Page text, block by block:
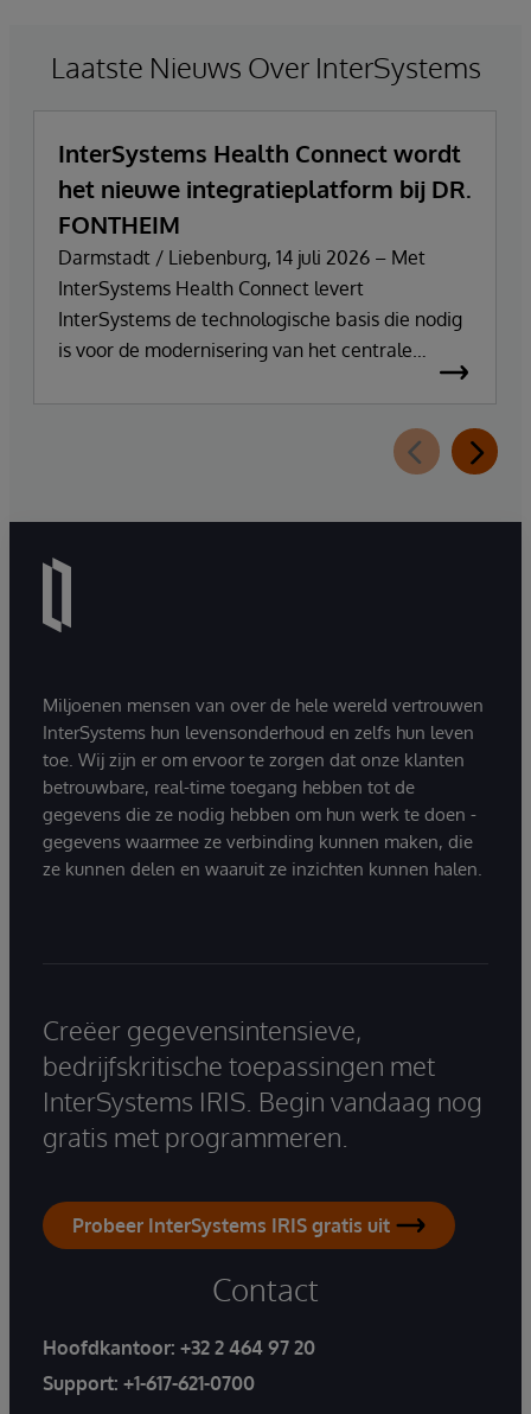
Laatste Nieuws Over InterSystems
InterSystems Health Connect wordt
het nieuwe integratieplatform bij DR.
FONTHEIM
Darmstadt / Liebenburg, 14 juli 2026 – Met
InterSystems Health Connect levert
InterSystems de technologische basis die nodig
is voor de modernisering van het centrale
integratie- en communicatieplatform van DR.
van zijn IT-infrastructuur vervangt het bedrijf zijn
verzorgd door SVA System Vertrieb Alexander
Miljoenen mensen van over de hele wereld vertrouwen
InterSystems hun levensonderhoud en zelfs hun leven
toe. Wij zijn er om ervoor te zorgen dat onze klanten
betrouwbare, real-time toegang hebben tot de
gegevens die ze nodig hebben om hun werk te doen -
gegevens waarmee ze verbinding kunnen maken, die
ze kunnen delen en waaruit ze inzichten kunnen halen.
Creëer gegevensintensieve,
bedrijfskritische toepassingen met
InterSystems IRIS. Begin vandaag nog
gratis met programmeren.
Probeer InterSystems IRIS gratis uit
Contact
Hoofdkantoor: +32 2 464 97 20
Support: +1-617-621-0700